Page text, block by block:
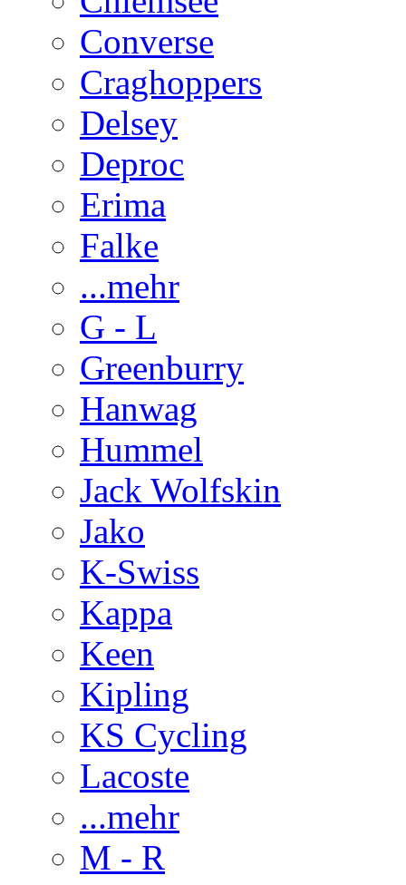
Converse
Craghoppers
Delsey
Deproc
Erima
Falke
...mehr
G - L
Greenburry
Hanwag
Hummel
Jack Wolfskin
Jako
K-Swiss
Kappa
Keen
Kipling
KS Cycling
Lacoste
...mehr
M - R